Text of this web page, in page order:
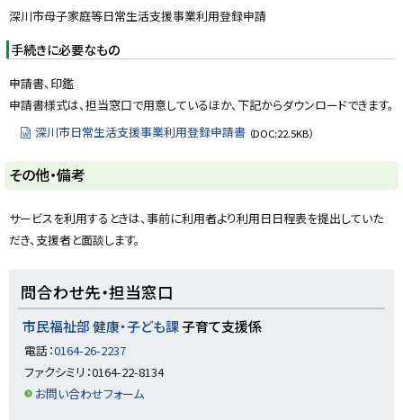
プ
戻
る
深川市母子家庭等日常生活支援事業利用登録申請
手続きに必要なもの
申請書、印鑑
申請書様式は、担当窓口で用意しているほか、下記からダウンロードできます。
深川市日常生活支援事業利用登録申請書 （DOC:22.5KB）
ト
ッ
プ
に
その他・備考
サービスを利用するときは、事前に利用者より利用日日程表を提出していた
だき、支援者と面談します。
問合わせ先・担当窓口
市民福祉部 健康・子ども課子育て支援係
電話：0164-26-2237
ファクシミリ：0164-22-8134
お問い合わせフォーム